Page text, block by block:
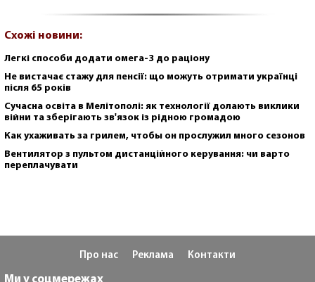
Схожі новини:
Легкі способи додати омега-3 до раціону
Не вистачає стажу для пенсії: що можуть отримати українці
після 65 років
Сучасна освіта в Мелітополі: як технології долають виклики
війни та зберігають зв'язок із рідною громадою
Как ухаживать за грилем, чтобы он прослужил много сезонов
Вентилятор з пультом дистанційного керування: чи варто
переплачувати
Про нас Реклама Контакти
Ми у соцмережах